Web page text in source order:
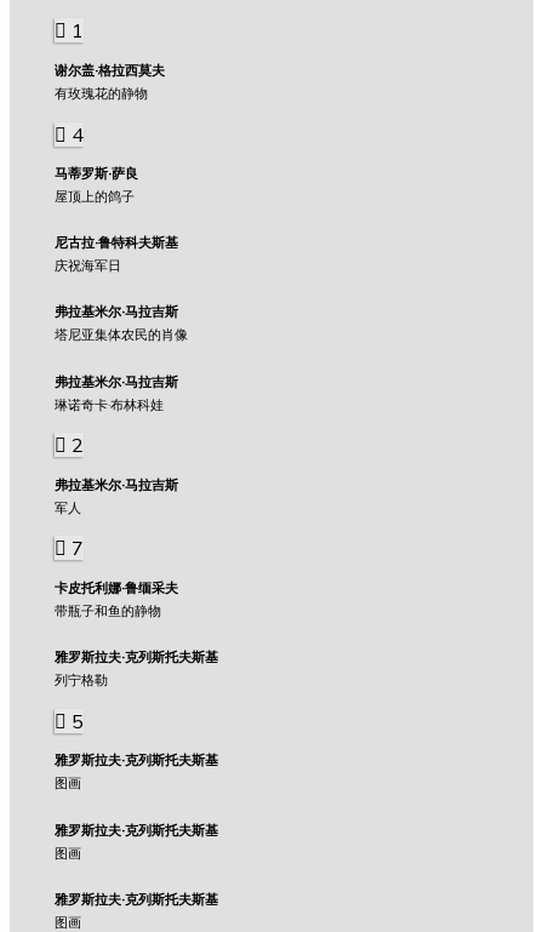
1
谢尔盖·格拉西莫夫
有玫瑰花的静物
4
马蒂罗斯·萨良
屋顶上的鸽子
尼古拉·鲁特科夫斯基
庆祝海军日
弗拉基米尔·马拉吉斯
塔尼亚集体农民的肖像
弗拉基米尔·马拉吉斯
琳诺奇卡·布林科娃
2
弗拉基米尔·马拉吉斯
军人
7
卡皮托利娜·鲁缅采夫
带瓶子和鱼的静物
雅罗斯拉夫·克列斯托夫斯基
列宁格勒
5
雅罗斯拉夫·克列斯托夫斯基
图画
雅罗斯拉夫·克列斯托夫斯基
图画
雅罗斯拉夫·克列斯托夫斯基
图画